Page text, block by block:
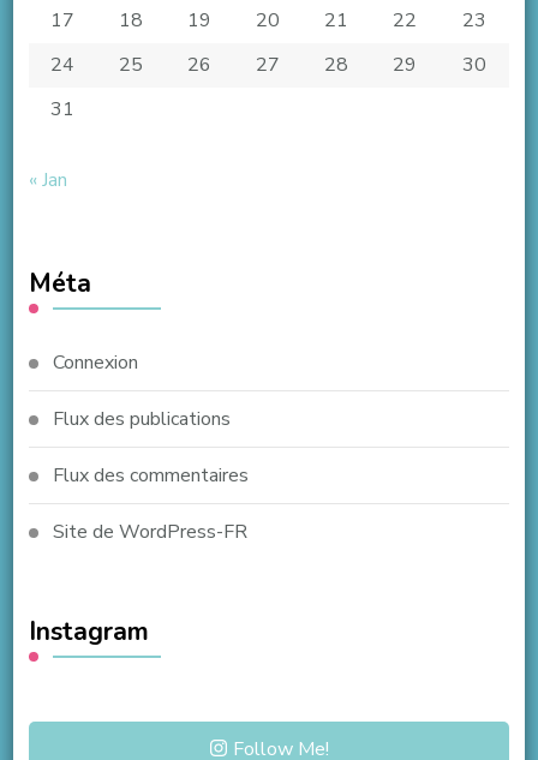
17
18 19 20 21 22
23
24
25 26 27 28 29
30
31
« Jan
Méta
Connexion
Flux des publications
Flux des commentaires
Site de WordPress-FR
Instagram
Follow Me!